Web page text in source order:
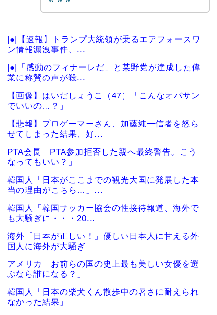
|●|【速報】トランプ大統領が乗るエアフォースワ
ン情報漏洩事件、...
|●|「感動のフィナーレだ」と某野党が達成した偉
業に称賛の声が殺...
【画像】はいだしょうこ（47）「こんなオバサン
でいいの…？」
【悲報】プロゲーマーさん、加藤純一信者を怒ら
せてしまった結果、好...
PTA会長「PTA参加拒否した親へ最終警告。こう
なってもいい？」
韓国人「日本がここまでの観光大国に発展した本
当の理由がこちら…」...
韓国人「韓国サッカー協会の性接待報道、海外で
も大騒ぎに・・・20...
海外「日本が正しい！」優しい日本人に甘える外
国人に海外が大騒ぎ
アメリカ「お前らの国の史上最も美しい女優を選
ぶなら誰になる？」
韓国人「日本の柴犬くん散歩中の暑さに耐えられ
なかった結果」